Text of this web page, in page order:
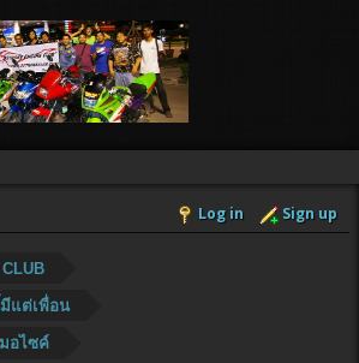
Log in Sign up
แต่เพื่อน
อไซค์